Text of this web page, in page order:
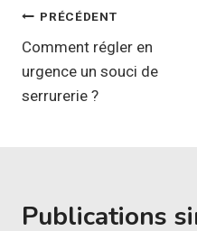
Navigation
de
l’article
PRÉCÉDENT
Comment régler en
urgence un souci de
serrurerie ?
Publications